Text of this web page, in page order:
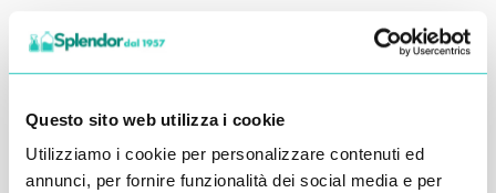
Questo sito web utilizza i cookie
Utilizziamo i cookie per personalizzare contenuti ed
annunci, per fornire funzionalità dei social media e per
Siamo anche
rivenditori di detergenti, macchinari
ed attrezzature:
tutto ciò che potrebbe servirvi,
Contattateci qui per preventivi o anche solo per
richiedere qualche informazione.
Ci vediamo al prossimo articolo.